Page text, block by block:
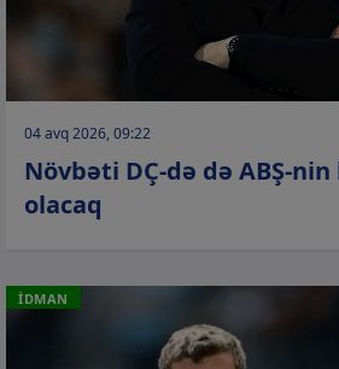
04 avq 2026, 09:22
Növbəti DÇ-də də ABŞ-nin
olacaq
İDMAN